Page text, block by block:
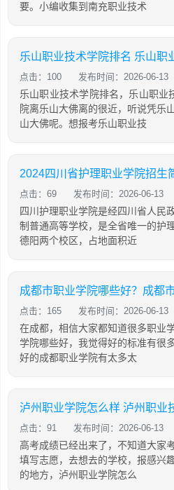
要。小编收集到南充职业技术
乐山职业技术学院排名 乐山职
点击：100 发布时间：2026-06-13
乐山职业技术学院排名，乐山职业
院离乐山大佛离的很近，听说凭乐
山大佛呢。想报考乐山职业技
2024四川省护理职业学院招生
点击：69 发布时间：2026-06-13
四川护理职业学院是经四川省人民
制普通高等学校，是全省唯一的护
德阳两个校区，占地面积近
成都市职业学院哪些好？成都
点击：165 发布时间：2026-06-13
在成都，相信大家都知道很多职业
学院哪些好，我觉得好的标准有很
好的成都职业学院有太多太
泸州职业学院怎么样 泸州职业
点击：91 发布时间：2026-06-13
高考成绩已经出来了，不知道大家
填写志愿，去想去的学校，报感兴
的地方，泸州职业学院怎么